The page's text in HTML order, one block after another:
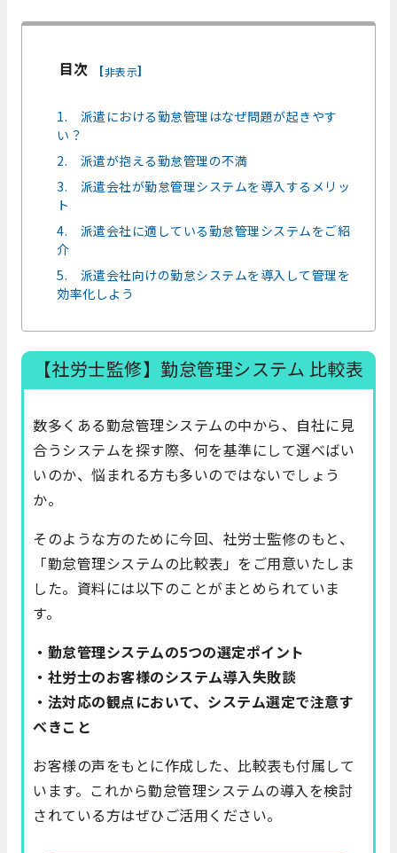
目次 [非表示]
1. 派遣における勤怠管理はなぜ問題が起きやす
い？
2. 派遣が抱える勤怠管理の不満
3. 派遣会社が勤怠管理システムを導入するメリッ
ト
4. 派遣会社に適している勤怠管理システムをご紹
介
5. 派遣会社向けの勤怠システムを導入して管理を
効率化しよう
【社労士監修】勤怠管理システム 比較表
数多くある勤怠管理システムの中から、自社に見
合うシステムを探す際、何を基準にして選べばい
いのか、悩まれる方も多いのではないでしょう
か。
そのような方のために今回、社労士監修のもと、
「勤怠管理システムの比較表」をご用意いたしま
した。資料には以下のことがまとめられていま
す。
・勤怠管理システムの5つの選定ポイント
・社労士のお客様のシステム導入失敗談
・法対応の観点において、システム選定で注意す
べきこと
お客様の声をもとに作成した、比較表も付属して
います。これから勤怠管理システムの導入を検討
されている方はぜひご活用ください。